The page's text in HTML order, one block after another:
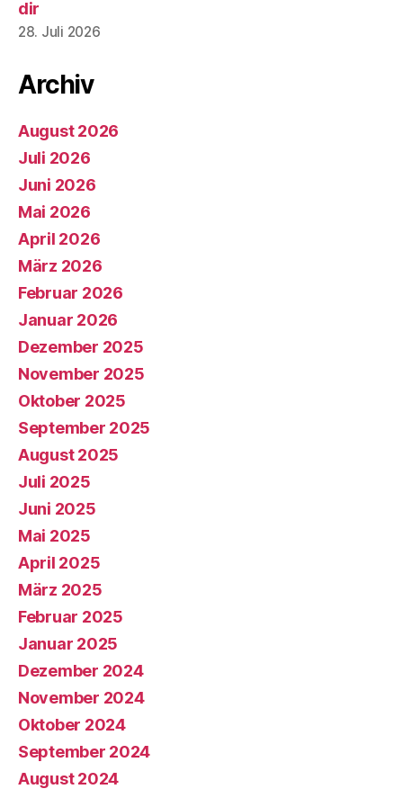
dir
28. Juli 2026
Archiv
August 2026
Juli 2026
Juni 2026
Mai 2026
April 2026
März 2026
Februar 2026
Januar 2026
Dezember 2025
November 2025
Oktober 2025
September 2025
August 2025
Juli 2025
Juni 2025
Mai 2025
April 2025
März 2025
Februar 2025
Januar 2025
Dezember 2024
November 2024
Oktober 2024
September 2024
August 2024